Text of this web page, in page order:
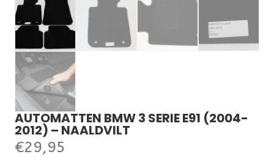
AUTOMATTEN BMW 3 SERIE E91 (2004-
2012) – NAALDVILT
€29,95